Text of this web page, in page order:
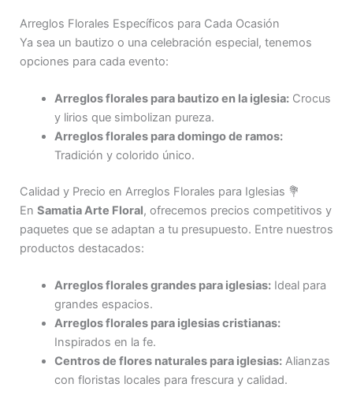
Arreglos Florales Específicos para Cada Ocasión
Ya sea un bautizo o una celebración especial, tenemos
opciones para cada evento:
Arreglos florales para bautizo en la iglesia:Crocus
y lirios que simbolizan pureza.
Arreglos florales para domingo de ramos:
Tradición y colorido único.
Calidad y Precio en Arreglos Florales para Iglesias 💐
En Samatia Arte Floral, ofrecemos precios competitivos y
paquetes que se adaptan a tu presupuesto. Entre nuestros
productos destacados:
Arreglos florales grandes para iglesias:Ideal para
grandes espacios.
Arreglos florales para iglesias cristianas:
Inspirados en la fe.
Centros de flores naturales para iglesias:Alianzas
con floristas locales para frescura y calidad.